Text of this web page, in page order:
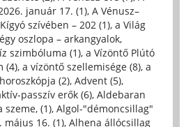
január 17. (1), A Vénusz–
szívében – 202 (1), a Világ
oszlopa – arkangyalok,
szimbóluma (1), a Vízöntő Plútó
(4), a vízöntő szellemisége (8), a
(2), Advent (5),
passzív erők (6), Aldebaran
szeme, (1), Algol-"démoncsillag"
május 16. (1), Alhena állócsillag